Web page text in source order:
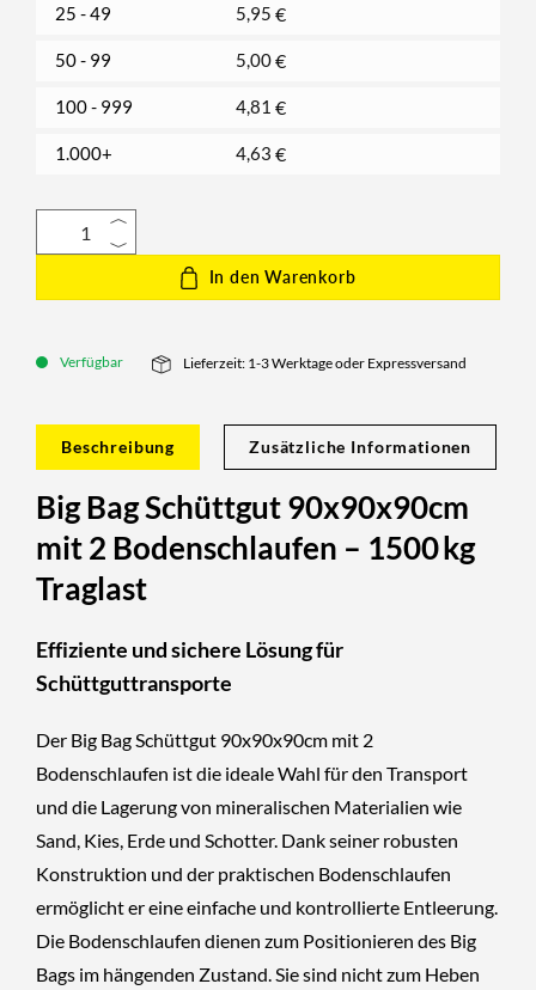
25 - 49 5,95 €
50 - 99 5,00€
100 - 999 4,81 €
1.000+ 4,63 €
In den Warenkorb
Verfügbar Lieferzeit: 1-3 Werktage oder Expressversand
Beschreibung Zusätzliche Informationen
Big Bag Schüttgut 90x90x90cm
mit 2 Bodenschlaufen – 1500 kg
Traglast
Effiziente und sichere Lösung für
Schüttguttransporte
Der Big Bag Schüttgut 90x90x90cm mit 2
Bodenschlaufen ist die ideale Wahl für den Transport
und die Lagerung von mineralischen Materialien wie
Sand, Kies, Erde und Schotter. Dank seiner robusten
Konstruktion und der praktischen Bodenschlaufen
ermöglicht er eine einfache und kontrollierte Entleerung.
Die Bodenschlaufen dienen zum Positionieren des Big
Bags im hängenden Zustand. Sie sind nicht zum Heben